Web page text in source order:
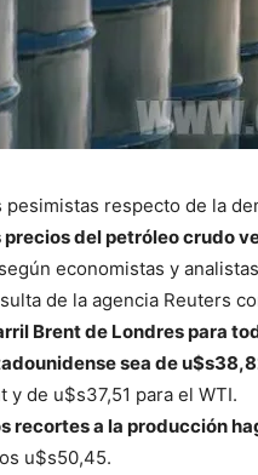
pesimistas respecto de la
precios del petróleo crudo
economistas y
de la agencia Reuters
Brent de Londres para
sea de
y de u$s37,51 para el WTI.
recortes a la producción
u$s50,45.